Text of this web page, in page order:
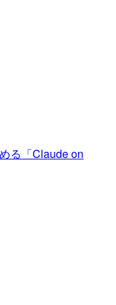
る「Claude on